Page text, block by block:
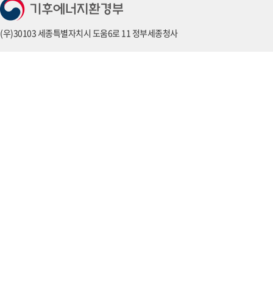
(우)30103 세종특별자치시 도움6로 11 정부세종청사